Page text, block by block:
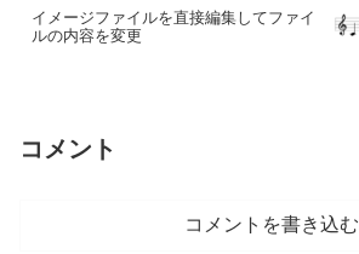
イメージファイルを直接編集してファイ
ルの内容を変更
コメント
コメントを書き込む